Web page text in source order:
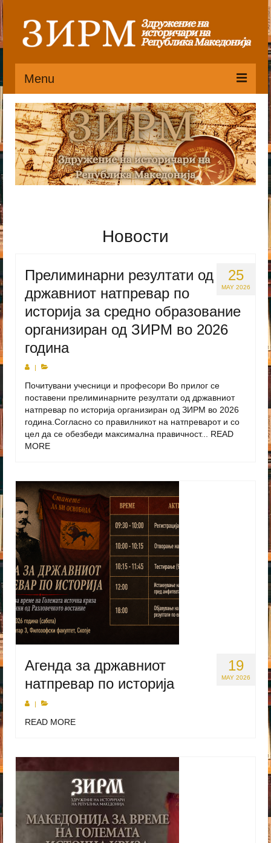
Menu
Почетна
Органи
Претседателство
Статут
Новости
25
MAY 2026
Прелиминарни резултати од
државниот натпревар по
историја за средно образование
организиран од ЗИРМ во 2026
година
Почитувани учесници и професори Во прилог се
поставени прелиминарните резултати од државниот
натпревар по историја организиран од ЗИРМ во 2026
година.Согласно со правилникот на натпреварот и со
цел да се обезбеди максимална правичност... READ
MORE
19
MAY 2026
Агенда за државниот
натпревар по историја
|
READ MORE